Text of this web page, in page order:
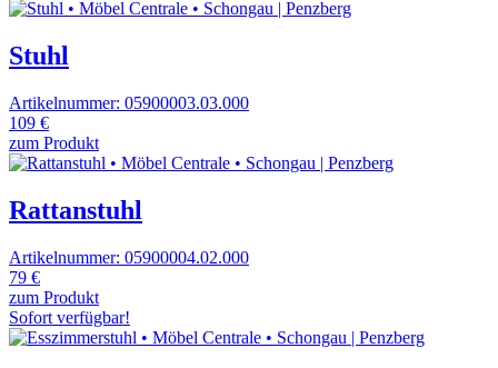
Stuhl
Artikelnummer: 05900003.03.000
109 €
zum Produkt
Rattanstuhl
Artikelnummer: 05900004.02.000
79 €
zum Produkt
Sofort verfügbar!